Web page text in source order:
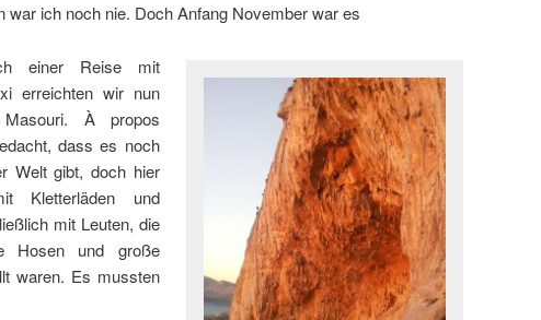
war ich noch nie. Doch Anfang November war es
einer Reise mit
erreichten wir nun
À propos
dass es noch
Welt gibt, doch hier
Kletterläden und
mit Leuten, die
Hosen und große
waren. Es mussten